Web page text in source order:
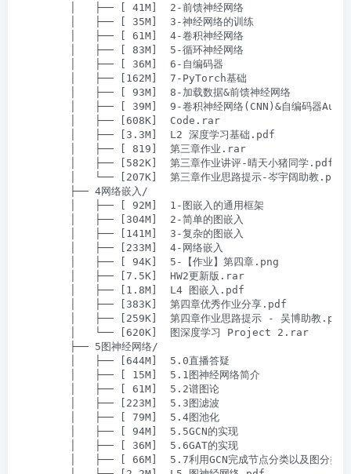
        │   ├── [ 41M]  2-前馈神经网络
        │   ├── [ 35M]  3-神经网络的训练
        │   ├── [ 61M]  4-卷积神经网络
        │   ├── [ 83M]  5-循环神经网络
        │   ├── [ 36M]  6-自编码器
        │   ├── [162M]  7-PyTorch基础
        │   ├── [ 93M]  8-加载数据&前馈神经网络
│   ├── [ 39M]  9-卷积神经网络(CNN)&自编码器
        │   ├── [608K]  Code.rar
        │   ├── [3.3M]  L2 深度学习基础.pdf
        │   ├── [ 819]  第三章作业.rar
        │   ├── [582K]  第三章作业讲评-晴天小猪同学.pdf
        │   └── [207K]  第三章作业思路提示-岑宇阔助教.pdf
        ├── 4网络嵌入/
        │   ├── [ 92M]  1-图嵌入的通用框架
        │   ├── [304M]  2-简单的图嵌入
        │   ├── [141M]  3-复杂的图嵌入
        │   ├── [233M]  4-网络嵌入
        │   ├── [ 94K]  5-【作业】第四章.png
        │   ├── [7.5K]  HW2更新版.rar
        │   ├── [1.8M]  L4 图嵌入.pdf
        │   ├── [383K]  第四章优秀作业分享.pdf
        │   ├── [259K]  第四章作业思路提示 - 吴博助教.pdf
        │   └── [620K]  图深度学习 Project 2.rar
        ├── 5图神经网络/
        │   ├── [644M]  5.0直播答疑
        │   ├── [ 15M]  5.1图神经网络简介
        │   ├── [ 61M]  5.2谱图论
        │   ├── [223M]  5.3图滤波
        │   ├── [ 79M]  5.4图池化
        │   ├── [ 94M]  5.5GCN的实现
        │   ├── [ 36M]  5.6GAT的实现
│   ├── [ 66M]  5.7利用GCN完成节点分类以及图分类任